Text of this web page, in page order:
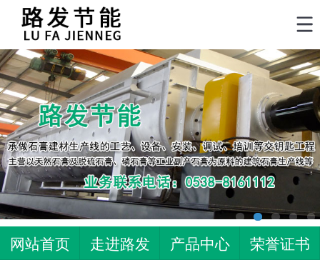
网站首页 走进路发 产品中心
荣誉证书